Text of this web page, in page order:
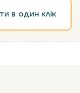
в один клік